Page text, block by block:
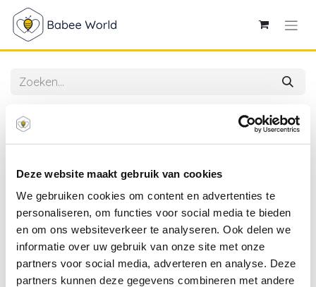
Deze website maakt gebruik van cookies
We gebruiken cookies om content en advertenties te
personaliseren, om functies voor social media te bieden
en om ons websiteverkeer te analyseren. Ook delen we
informatie over uw gebruik van onze site met onze
partners voor social media, adverteren en analyse. Deze
partners kunnen deze gegevens combineren met andere
Laessig | Washandje Muslin Powder Blue Blauw 3-
pack